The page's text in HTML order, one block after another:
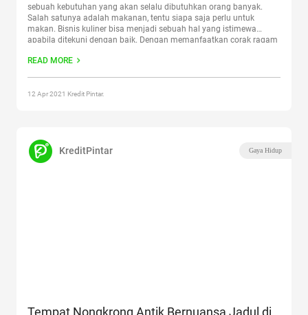
sebuah kebutuhan yang akan selalu dibutuhkan orang banyak.
Salah satunya adalah makanan, tentu siapa saja perlu untuk
makan. Bisnis kuliner bisa menjadi sebuah hal yang istimewa
apabila ditekuni dengan baik. Dengan memanfaatkan corak ragam
membuat bisnis ini dengan
READ MORE
12 Apr 2021 Kredit Pintar.
KreditPintar Gaya Hidup
Tempat Nongkrong Antik Bernuansa Jadul di